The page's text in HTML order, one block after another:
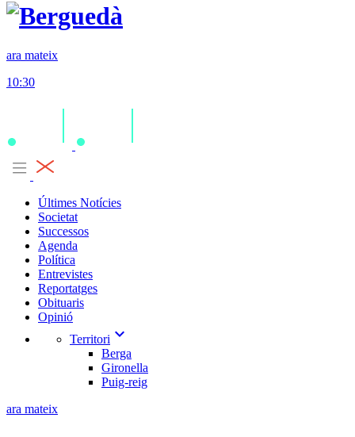
ara mateix
10:30
Últimes Notícies
Societat
Successos
Agenda
Política
Entrevistes
Reportatges
Obituaris
Opinió
Territori expand_more
Berga
Gironella
Puig-reig
ara mateix